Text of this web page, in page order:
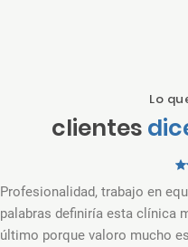
Lo
clientes
Profesionalidad, trabajo en
palabras definiría esta clínica
último porque valoro mucho